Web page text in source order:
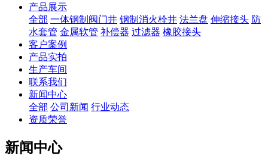
产品展示
全部 一体钢制阀门井 钢制消火栓井 法兰盘 伸缩接头 防
水套管 金属软管 补偿器 过滤器 橡胶接头
客户案例
产品实拍
生产车间
联系我们
新闻中心
全部 公司新闻 行业动态
资质荣誉
新闻中心